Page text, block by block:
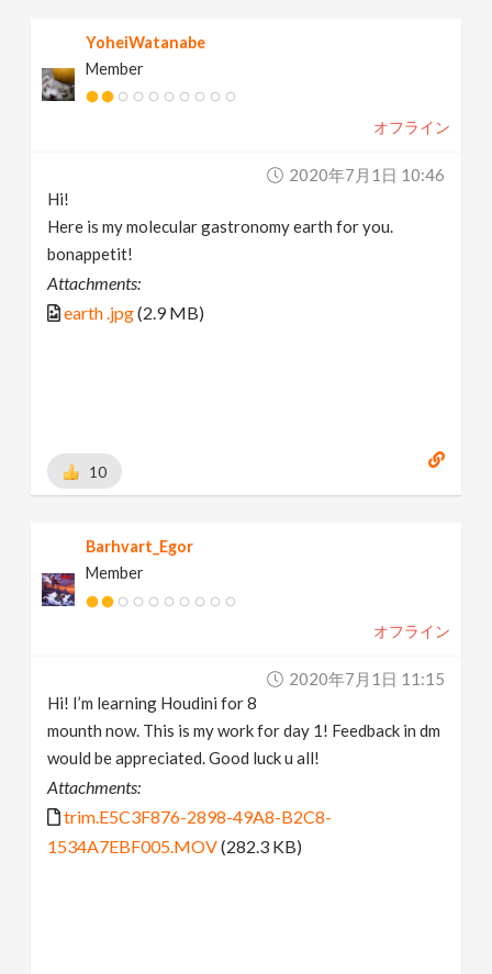
YoheiWatanabe
Member
オフライン
2020年7月1日 10:46
Hi!
Here is my molecular gastronomy earth for you.
bonappetit!
Attachments:
earth .jpg(2.9 MB)
10
Barhvart_Egor
Member
オフライン
2020年7月1日 11:15
Hi! I’m learning Houdini for 8
mounth now. This is my work for day 1! Feedback in dm
would be appreciated. Good luck u all!
Attachments:
trim.E5C3F876-2898-49A8-B2C8-
1534A7EBF005.MOV(282.3 KB)